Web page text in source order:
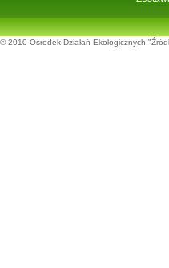
© 2010 Ośrodek Działań Ekologicznych